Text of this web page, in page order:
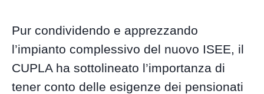
Pur condividendo e apprezzando
l’impianto complessivo del nuovo ISEE, il
CUPLA ha sottolineato l’importanza di
tener conto delle esigenze dei pensionati